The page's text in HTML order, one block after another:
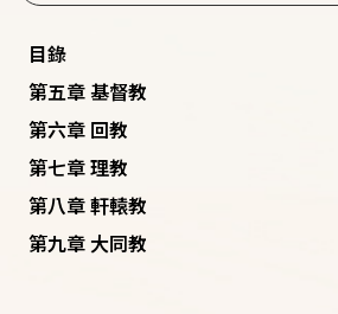
目錄
第五章 基督教
第六章 回教
第七章 理教
第八章 軒轅教
第九章 大同教